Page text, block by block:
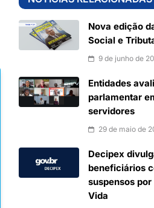
Nova edição
Social e
9 de junho de
Entidades
parlamentar
servidores
29 de maio de
Decipex
beneficiários
suspensos
Vida